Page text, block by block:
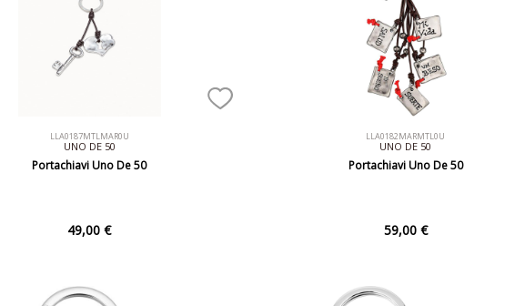
LLA0187MTLMAR0U
UNO DE 50
Portachiavi Uno De 50
49,00 €
LLA0182MARMTL0U
UNO DE 50
Portachiavi Uno De 50
59,00 €